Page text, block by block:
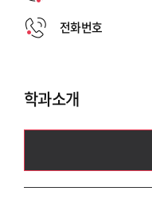
전화번호
학과소개